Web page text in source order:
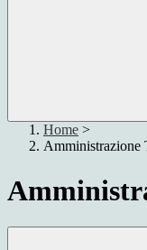
Home >
Amministrazione